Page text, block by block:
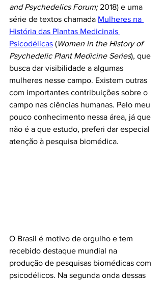
and Psychedelics Forum; 2018) e uma
série de textos chamada Mulheres na
História das Plantas Medicinais
Psicodélicas (Women in the History of
Psychedelic Plant Medicine Series), que
busca dar visibilidade a algumas
mulheres nesse campo. Existem outras
com importantes contribuições sobre o
campo nas ciências humanas. Pelo meu
pouco conhecimento nessa área, já que
não é a que estudo, preferi dar especial
atenção à pesquisa biomédica.
O Brasil é motivo de orgulho e tem
recebido destaque mundial na
produção de pesquisas biomédicas com
psicodélicos. Na segunda onda dessas